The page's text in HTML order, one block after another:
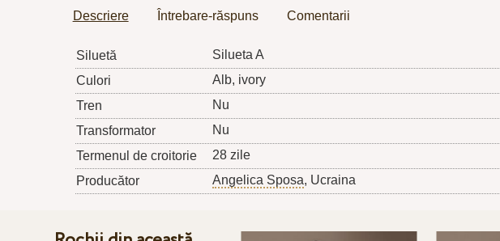
Descriere Întrebare-răspuns Comentarii
Siluetă
Silueta A
Culori
Alb, ivory
Tren
Nu
Transformator
Nu
Termenul de croitorie
28 zile
Producător
Angelica Sposa, Ucraina